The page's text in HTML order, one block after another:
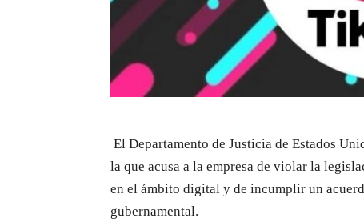
El Departamento de Justicia de Estados
la que acusa a la empresa de violar la
en el ámbito digital y de incumplir un
gubernamental.